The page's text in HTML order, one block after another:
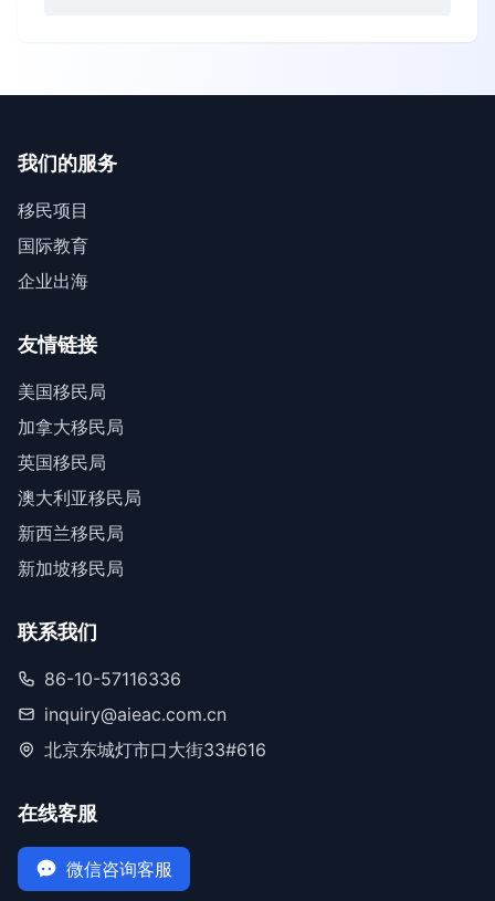
我们的服务
移民项目
国际教育
企业出海
友情链接
美国移民局
加拿大移民局
英国移民局
澳大利亚移民局
新西兰移民局
新加坡移民局
联系我们
86-10-57116336
inquiry@aieac.com.cn
北京东城灯市口大街33#616
在线客服
微信咨询客服